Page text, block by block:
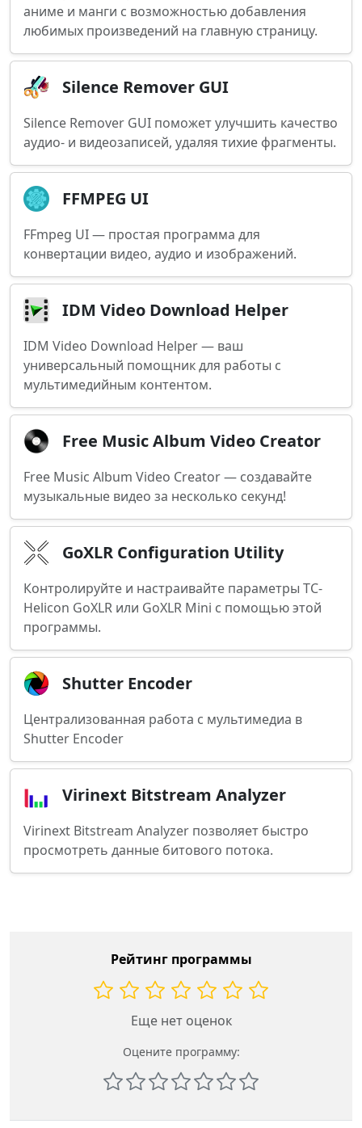
аниме и манги с возможностью добавления
любимых произведений на главную страницу.
Silence Remover GUI
Silence Remover GUI поможет улучшить качество
аудио- и видеозаписей, удаляя тихие фрагменты.
FFMPEG UI
FFmpeg UI — простая программа для
конвертации видео, аудио и изображений.
IDM Video Download Helper
IDM Video Download Helper — ваш
универсальный помощник для работы с
мультимедийным контентом.
Free Music Album Video Creator
Free Music Album Video Creator — создавайте
музыкальные видео за несколько секунд!
GoXLR Configuration Utility
Контролируйте и настраивайте параметры TC-
Helicon GoXLR или GoXLR Mini с помощью этой
программы.
Shutter Encoder
Централизованная работа с мультимедиа в
Shutter Encoder
Virinext Bitstream Analyzer
Virinext Bitstream Analyzer позволяет быстро
просмотреть данные битового потока.
Рейтинг программы
Еще нет оценок
Оцените программу: